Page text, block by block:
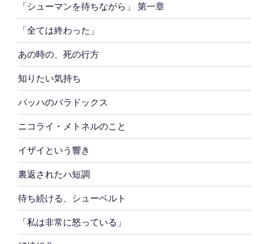
「シューマンを待ちながら」 第一章
「全ては終わった」
あの時の、死の行方
知りたい気持ち
バッハのパラドックス
ニコライ・メトネルのこと
イザイという響き
裏返されたハ短調
待ち続ける、シューベルト
「私は非常に怒っている」